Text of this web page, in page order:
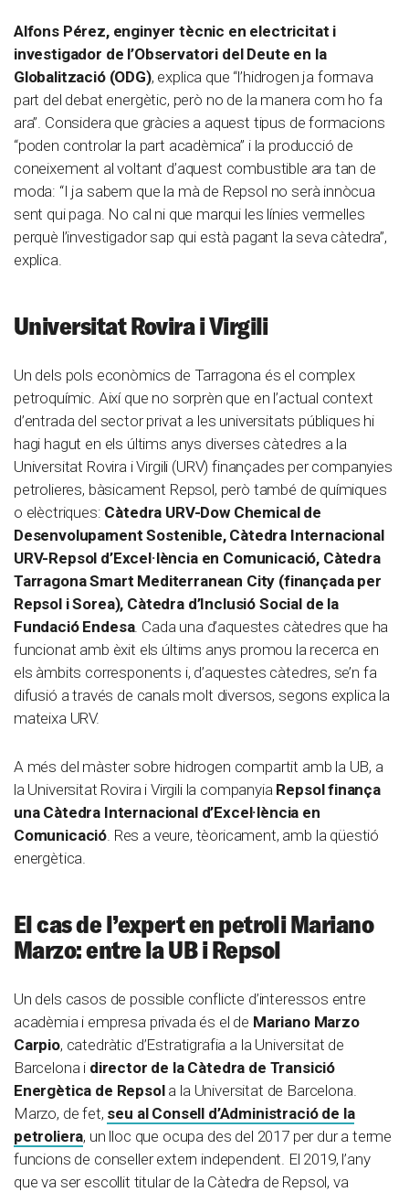
Alfons Pérez, enginyer tècnic en electricitat i
investigador de l’Observatori del Deute en la
Globalització (ODG), explica que “l’hidrogen ja formava
part del debat energètic, però no de la manera com ho fa
ara”. Considera que gràcies a aquest tipus de formacions
“poden controlar la part acadèmica” i la producció de
coneixement al voltant d’aquest combustible ara tan de
moda: “I ja sabem que la mà de Repsol no serà innòcua
sent qui paga. No cal ni que marqui les línies vermelles
perquè l’investigador sap qui està pagant la seva càtedra”,
explica.
Universitat Rovira i Virgili
Un dels pols econòmics de Tarragona és el complex
petroquímic. Així que no sorprèn que en l’actual context
d’entrada del sector privat a les universitats públiques hi
hagi hagut en els últims anys diverses càtedres a la
Universitat Rovira i Virgili (URV) finançades per companyies
petrolieres, bàsicament Repsol, però també de químiques
o elèctriques: Càtedra URV-Dow Chemical de
Desenvolupament Sostenible, Càtedra Internacional
URV-Repsol d’Excel·lència en Comunicació, Càtedra
Tarragona Smart Mediterranean City (finançada per
Repsol i Sorea), Càtedra d’Inclusió Social de la
Fundació Endesa. Cada una d’aquestes càtedres que ha
funcionat amb èxit els últims anys promou la recerca en
els àmbits corresponents i, d’aquestes càtedres, se’n fa
difusió a través de canals molt diversos, segons explica la
mateixa URV.
A més del màster sobre hidrogen compartit amb la UB, a
la Universitat Rovira i Virgili la companyia Repsol finança
una Càtedra Internacional d’Excel·lència en
Comunicació . Res a veure, tèoricament, amb la qüestió
energètica.
El cas de l’expert en petroli Mariano
Marzo: entre la UB i Repsol
Un dels casos de possible conflicte d’interessos entre
acadèmia i empresa privada és el de Mariano Marzo
Carpio, catedràtic d’Estratigrafia a la Universitat de
Barcelona i director de la Càtedra de Transició
Energètica de Repsola la Universitat de Barcelona.
Marzo, de fet, seu al Consell d’Administració de la
petroliera, un lloc que ocupa des del 2017 per dur a terme
funcions de conseller extern independent. El 2019, l’any
que va ser escollit titular de la Càtedra de Repsol, va